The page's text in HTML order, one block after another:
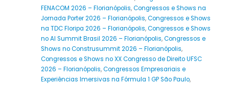
FENACOM 2026 – Florianópolis,Congressos e Shows na
Jornada Porter 2026 – Florianópolis,Congressos e Shows
na TDC Floripa 2026 – Florianópolis,Congressos e Shows
no AI Summit Brasil 2026 – Florianópolis,Congressos e
Shows no Construsummit 2026 – Florianópolis,
Congressos e Shows no XX Congresso de Direito UFSC
2026 – Florianópolis,Congressos Empresariais e
Experiências Imersivas na Fórmula 1 GP São Paulo,